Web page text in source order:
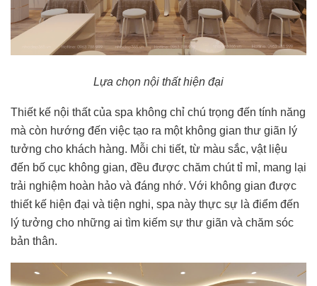
Lựa chọn nội thất hiện đại
Thiết kế nội thất của spa không chỉ chú trọng đến tính năng
mà còn hướng đến việc tạo ra một không gian thư giãn lý
tưởng cho khách hàng. Mỗi chi tiết, từ màu sắc, vật liệu
đến bố cục không gian, đều được chăm chút tỉ mỉ, mang lại
trải nghiệm hoàn hảo và đáng nhớ. Với không gian được
thiết kế hiện đại và tiện nghi, spa này thực sự là điểm đến
lý tưởng cho những ai tìm kiếm sự thư giãn và chăm sóc
bản thân.